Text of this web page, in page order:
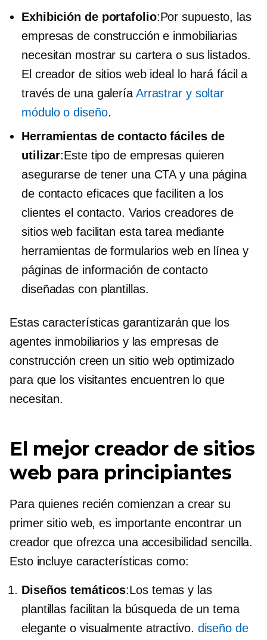
Exhibición de portafolio:Por supuesto, las
empresas de construcción e inmobiliarias
necesitan mostrar su cartera o sus listados.
El creador de sitios web ideal lo hará fácil a
través de una galería Arrastrar y soltar
módulo o diseño.
Herramientas de contacto fáciles de
utilizar:Este tipo de empresas quieren
asegurarse de tener una CTA y una página
de contacto eficaces que faciliten a los
clientes el contacto. Varios creadores de
sitios web facilitan esta tarea mediante
herramientas de formularios web en línea y
páginas de información de contacto
diseñadas con plantillas.
Estas características garantizarán que los
agentes inmobiliarios y las empresas de
construcción creen un sitio web optimizado
para que los visitantes encuentren lo que
necesitan.
El mejor creador de sitios
web para principiantes
Para quienes recién comienzan a crear su
primer sitio web, es importante encontrar un
creador que ofrezca una accesibilidad sencilla.
Esto incluye características como:
Diseños temáticos:Los temas y las
plantillas facilitan la búsqueda de un tema
elegante o visualmente atractivo. diseño de